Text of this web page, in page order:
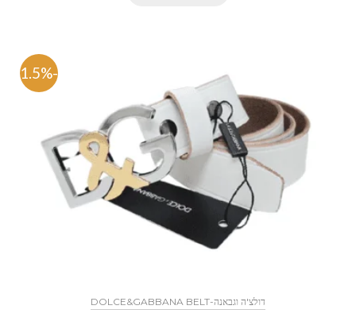
-71.5%
דולצ'ה וגבאנה-DOLCE&GABBANA BELT